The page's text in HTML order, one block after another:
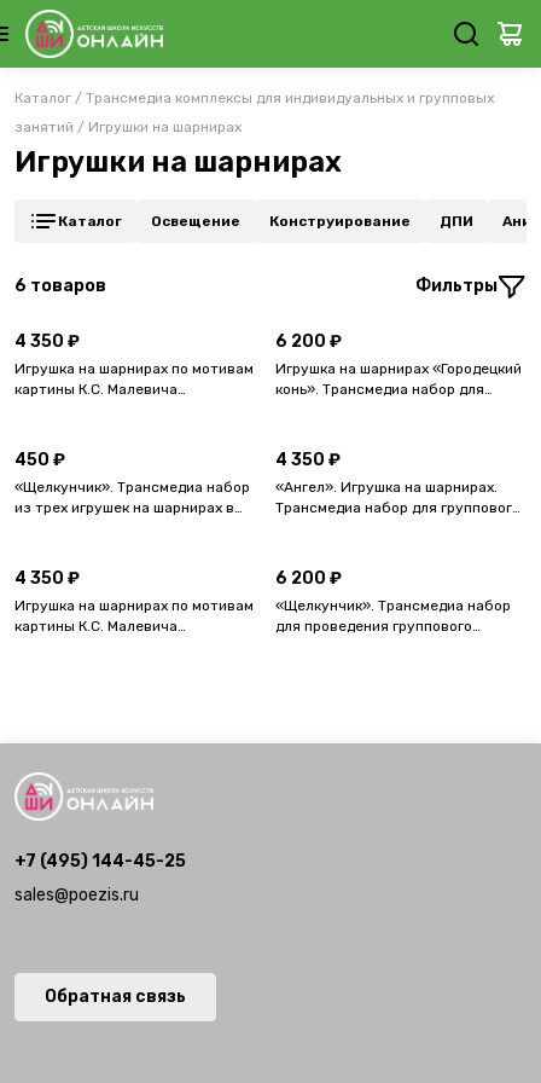
Каталог / Трансмедиа комплексы для индивидуальных и групповых
занятий / Игрушки на шарнирах
Игрушки на шарнирах
Каталог Освещение Конструирование ДПИ
6 товаров Фильтры
4 350 ₽
Игрушка на шарнирах по мотивам
картины К.С. Малевича
Формат A6
6 200 ₽
Игрушка на шарнирах «Городецкий
конь». Трансмедиа набор для
450 ₽
«Щелкунчик». Трансмедиа набор
из трех игрушек на шарнирах в
4 350 ₽
«Ангел». Игрушка на шарнирах.
Трансмедиа набор для группового
4 350 ₽
Игрушка на шарнирах по мотивам
картины К.С. Малевича
6 200 ₽
«Щелкунчик». Трансмедиа набор
для проведения группового
+7 (495) 144-45-25
sales@poezis.ru
Обратная связь